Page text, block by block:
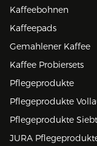
Kaffeebohnen
Kaffeepads
Gemahlener Kaffee
Kaffee Probiersets
Pflegeprodukte
Pflegeprodukte
Pflegeprodukte
JURA